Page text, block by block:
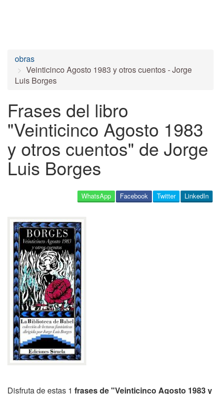
obras
Veinticinco Agosto 1983 y otros cuentos - Jorge
Luis Borges
Frases del libro
"Veinticinco Agosto 1983
y otros cuentos" de Jorge
Luis Borges
LinkedIn
Twitter
Facebook
WhatsApp
Disfruta de estas 1 frases de "Veinticinco Agosto 1983 y